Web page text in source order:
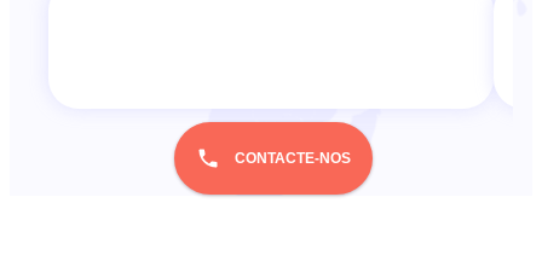
CONTACTE-NOS